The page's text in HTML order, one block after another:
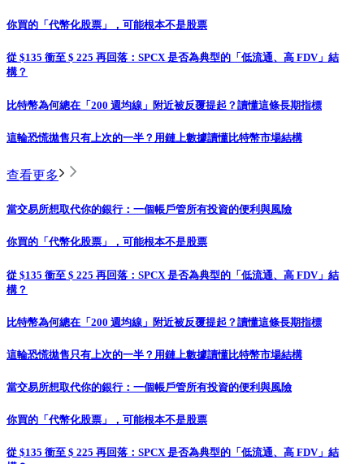
你買的「代幣化股票」，可能根本不是股票
從 $135 衝至 $ 225 再回落：SPCX 是否為典型的「低流通、高 FDV」結
構？
比特幣為何總在「200 週均線」附近被反覆提起？讀懂這條長期指標
這輪恐慌拋售只有上次的一半？用鏈上數據讀懂比特幣市場結構
查看更多
當交易所想取代你的銀行：一個帳戶管所有投資的便利與風險
你買的「代幣化股票」，可能根本不是股票
從 $135 衝至 $ 225 再回落：SPCX 是否為典型的「低流通、高 FDV」結
構？
比特幣為何總在「200 週均線」附近被反覆提起？讀懂這條長期指標
這輪恐慌拋售只有上次的一半？用鏈上數據讀懂比特幣市場結構
當交易所想取代你的銀行：一個帳戶管所有投資的便利與風險
你買的「代幣化股票」，可能根本不是股票
從 $135 衝至 $ 225 再回落：SPCX 是否為典型的「低流通、高 FDV」結